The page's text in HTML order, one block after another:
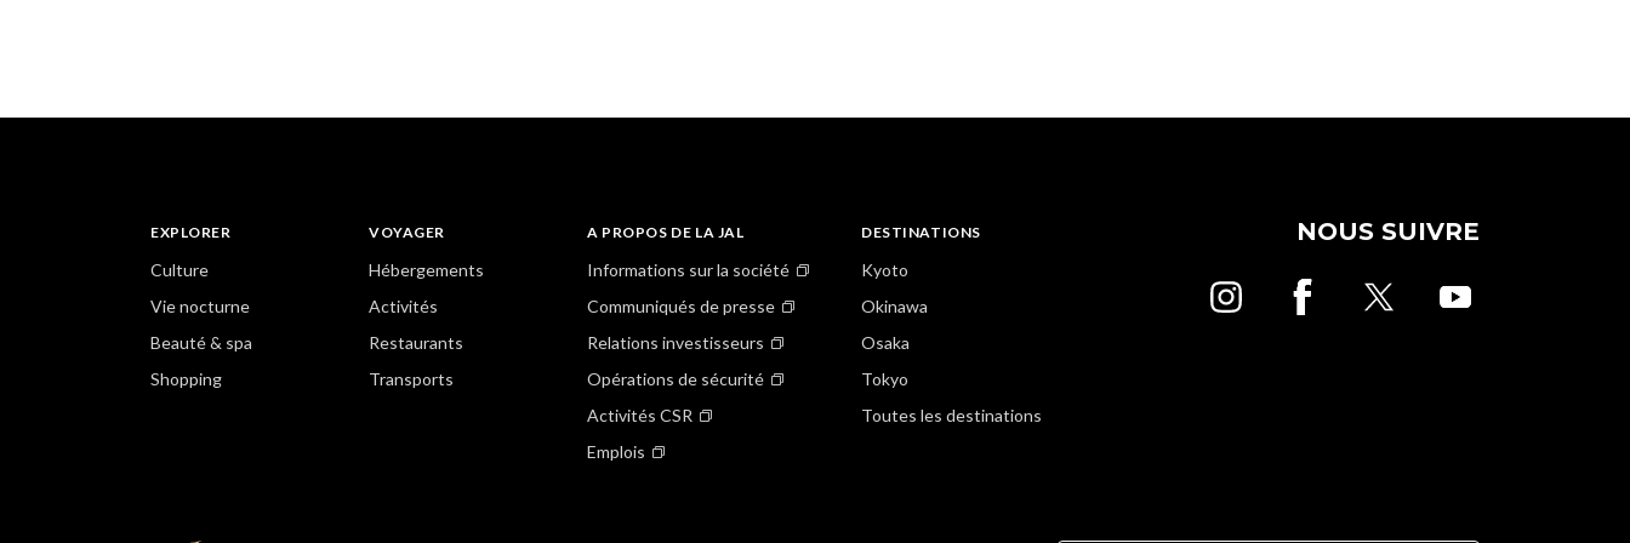
EXPLORER
Culture
Vie nocturne
Beauté & spa
Shopping
VOYAGER
Hébergements
Activités
Restaurants
Transports
A PROPOS DE LA JAL
Informations sur la société
Communiqués de presse
Relations investisseurs
Opérations de sécurité
Activités CSR
Emplois
DESTINATIONS
Kyoto
Okinawa
Osaka
Tokyo
Toutes les destinations
NOUS SUIVRE